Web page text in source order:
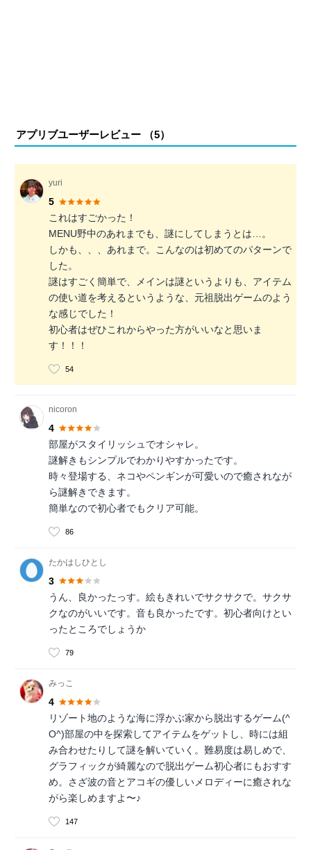
アプリブユーザーレビュー （5）
yuri
5
これはすごかった！
MENU野中のあれまでも、謎にしてしまうとは…。
しかも、、、あれまで。こんなのは初めてのパターンで
した。
謎はすごく簡単で、メインは謎というよりも、アイテム
の使い道を考えるというような、元祖脱出ゲームのよう
な感じでした！
初心者はぜひこれからやった方がいいなと思いま
す！！！
54
nicoron
4
部屋がスタイリッシュでオシャレ。
謎解きもシンプルでわかりやすかったです。
時々登場する、ネコやペンギンが可愛いので癒されなが
ら謎解きできます。
簡単なので初心者でもクリア可能。
86
たかはしひとし
3
うん、良かったっす。絵もきれいでサクサクで。サクサ
クなのがいいです。音も良かったです。初心者向けとい
ったところでしょうか
79
みっこ
4
リゾート地のような海に浮かぶ家から脱出するゲーム(^
O^)部屋の中を探索してアイテムをゲットし、時には組
み合わせたりして謎を解いていく。難易度は易しめで、
グラフィックが綺麗なので脱出ゲーム初心者にもおすす
め。さざ波の音とアコギの優しいメロディーに癒されな
がら楽しめますよ〜♪
147